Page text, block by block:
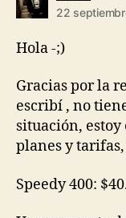
22
Hola -;)
Gracias por la
escribí , no
situación,
planes y
Speedy 400: